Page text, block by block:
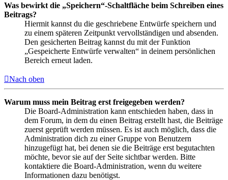
Was bewirkt die „Speichern“-Schaltfläche beim Schreiben eines
Beitrags?
Hiermit kannst du die geschriebene Entwürfe speichern und
zu einem späteren Zeitpunkt vervollständigen und absenden.
Den gesicherten Beitrag kannst du mit der Funktion
„Gespeicherte Entwürfe verwalten“ in deinem persönlichen
Bereich erneut laden.
Nach oben
Warum muss mein Beitrag erst freigegeben werden?
Die Board-Administration kann entschieden haben, dass in
dem Forum, in dem du einen Beitrag erstellt hast, die Beiträge
zuerst geprüft werden müssen. Es ist auch möglich, dass die
Administration dich zu einer Gruppe von Benutzern
hinzugefügt hat, bei denen sie die Beiträge erst begutachten
möchte, bevor sie auf der Seite sichtbar werden. Bitte
kontaktiere die Board-Administration, wenn du weitere
Informationen dazu benötigst.